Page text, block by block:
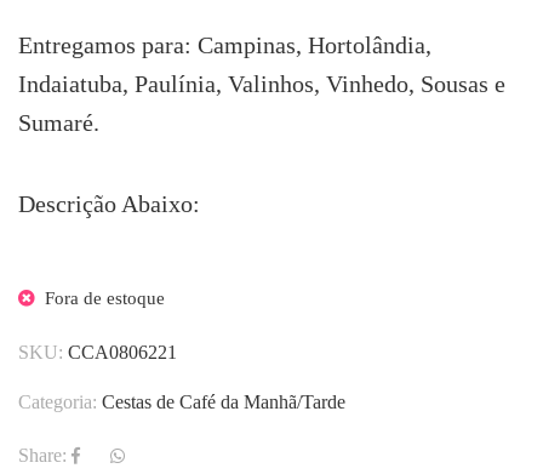
Entregamos para: Campinas, Hortolândia,
Indaiatuba, Paulínia, Valinhos, Vinhedo, Sousas e
Sumaré.
Descrição Abaixo:
Fora de estoque
SKU: CCA0806221
Categoria: Cestas de Café da Manhã/Tarde
Share: